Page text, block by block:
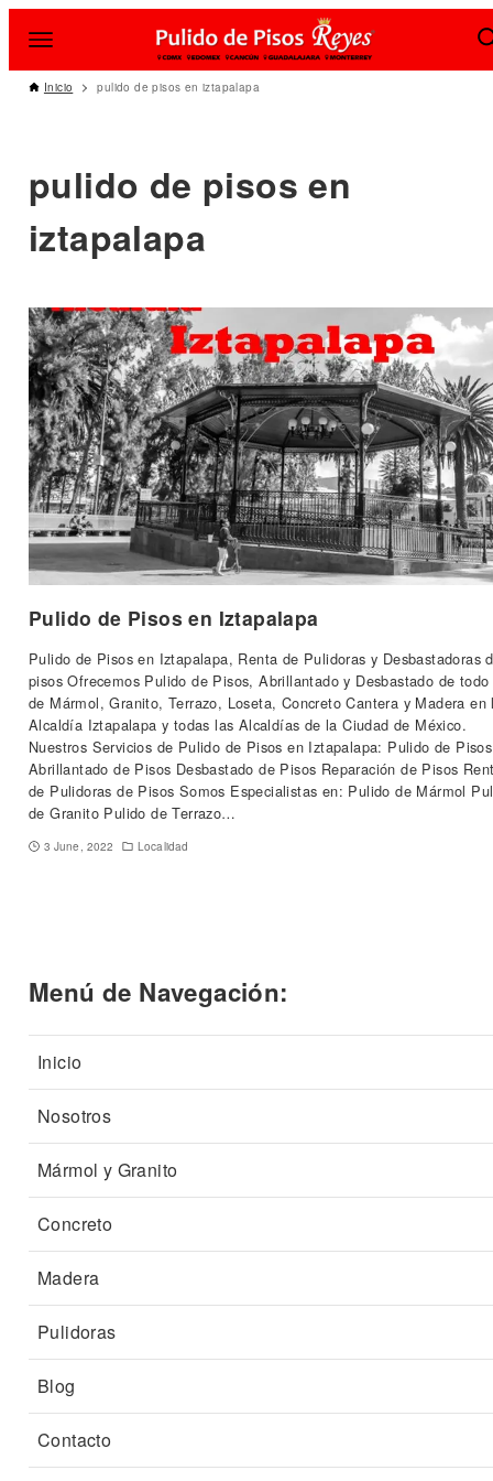
Inicio pulido de pisos en iztapalapa
pulido de pisos en
iztapalapa
Pulido de Pisos en Iztapalapa
Pulido de Pisos en Iztapalapa, Renta de Pulidoras y Desbastadoras
pisos Ofrecemos Pulido de Pisos, Abrillantado y Desbastado de
de Mármol, Granito, Terrazo, Loseta, Concreto Cantera y Madera en
Alcaldía Iztapalapa y todas las Alcaldías de la Ciudad de México.
Nuestros Servicios de Pulido de Pisos en Iztapalapa: Pulido de Pisos
Abrillantado de Pisos Desbastado de Pisos Reparación de Pisos
de Pulidoras de Pisos Somos Especialistas en: Pulido de Mármol
de Granito Pulido de Terrazo…
3 June, 2022 Localidad
Menú de Navegación:
Inicio
Nosotros
Mármol y Granito
Concreto
Madera
Pulidoras
Blog
Contacto